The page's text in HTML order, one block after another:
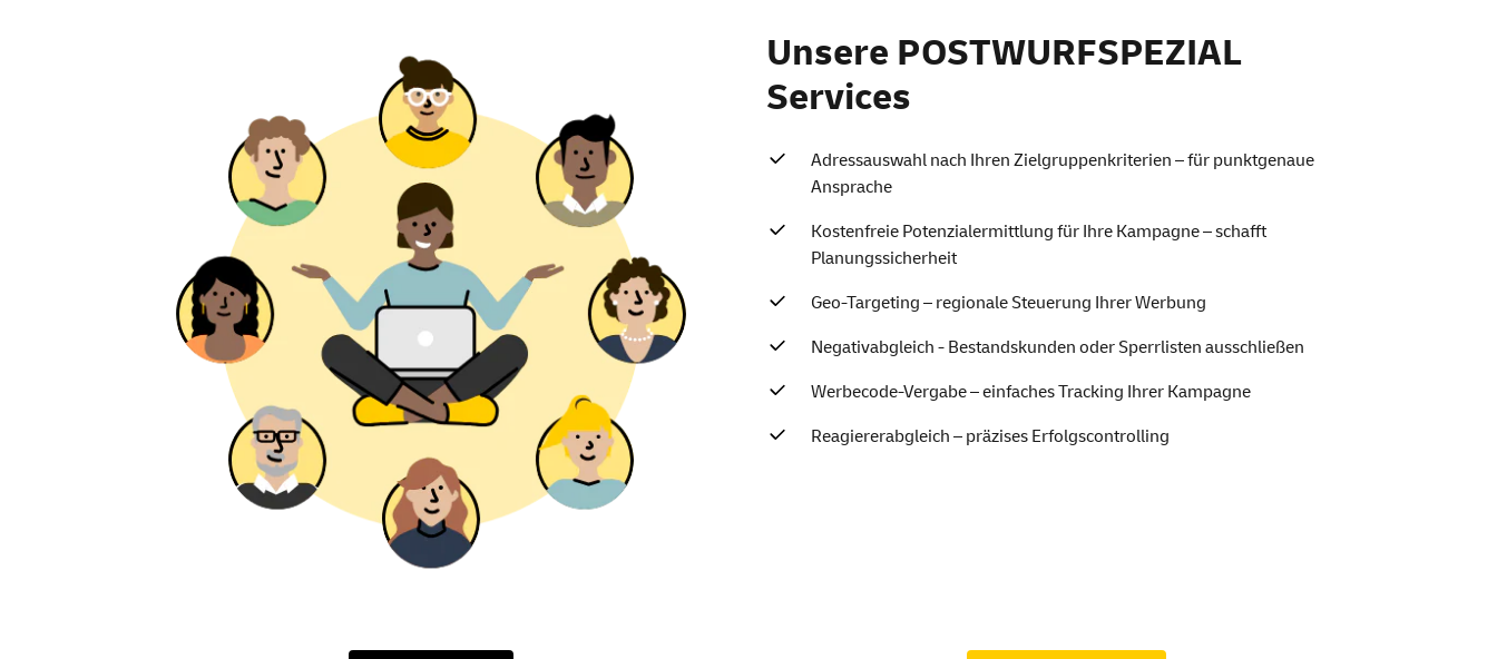
Unsere POSTWURFSPEZIAL
Services
Adressauswahl nach Ihren Zielgruppenkriterien – für punktgenaue
Ansprache
Kostenfreie Potenzialermittlung für Ihre Kampagne – schafft
Planungssicherheit
Geo-Targeting – regionale Steuerung Ihrer Werbung
Negativabgleich - Bestandskunden oder Sperrlisten ausschließen
Werbecode-Vergabe – einfaches Tracking Ihrer Kampagne
Reagiererabgleich – präzises Erfolgscontrolling